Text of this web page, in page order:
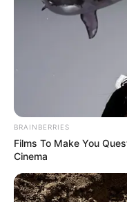
Misalnya saja dalam
Actress, Golden Globe
dan Satellite Awards
Biodata,
BRAINBERRIES
Films To Make You
Cinema